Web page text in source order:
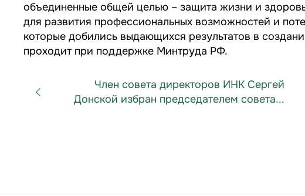
объединенные общей целью – защита жизни и
для развития профессиональных возможностей и
которые добились выдающихся результатов в
проходит при поддержке Минтруда РФ.
Член совета директоров ИНК Сергей
Донской избран председателем совета...